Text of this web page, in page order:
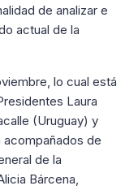
de analizar e
actual de la
lo cual está
Laura
(Uruguay) y
acompañados de
de la
Bárcena,